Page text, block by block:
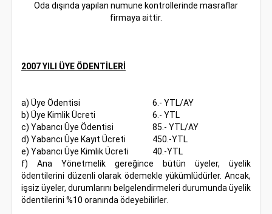
Oda dışında yapılan numune kontrollerinde masraflar
firmaya aittir.
2007 YILI ÜYE ÖDENTİLERİ
a) Üye Ödentisi
6.- YTL/AY
b) Üye Kimlik Ücreti
6.- YTL
c) Yabancı Üye Ödentisi
85.- YTL/AY
d) Yabancı Üye Kayıt Ücreti
450.-YTL
e) Yabancı Üye Kimlik Ücreti
40.-YTL
f) Ana Yönetmelik gereğince bütün üyeler, üyelik
ödentilerini düzenli olarak ödemekle yükümlüdürler. Ancak,
işsiz üyeler, durumlarını belgelendirmeleri durumunda üyelik
ödentilerini %10 oranında ödeyebilirler.